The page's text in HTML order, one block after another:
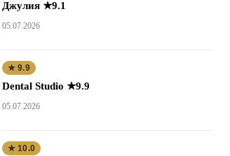
Джулия ★9.1
05.07.2026
★ 9.9
Dental Studio ★9.9
05.07.2026
★ 10.0